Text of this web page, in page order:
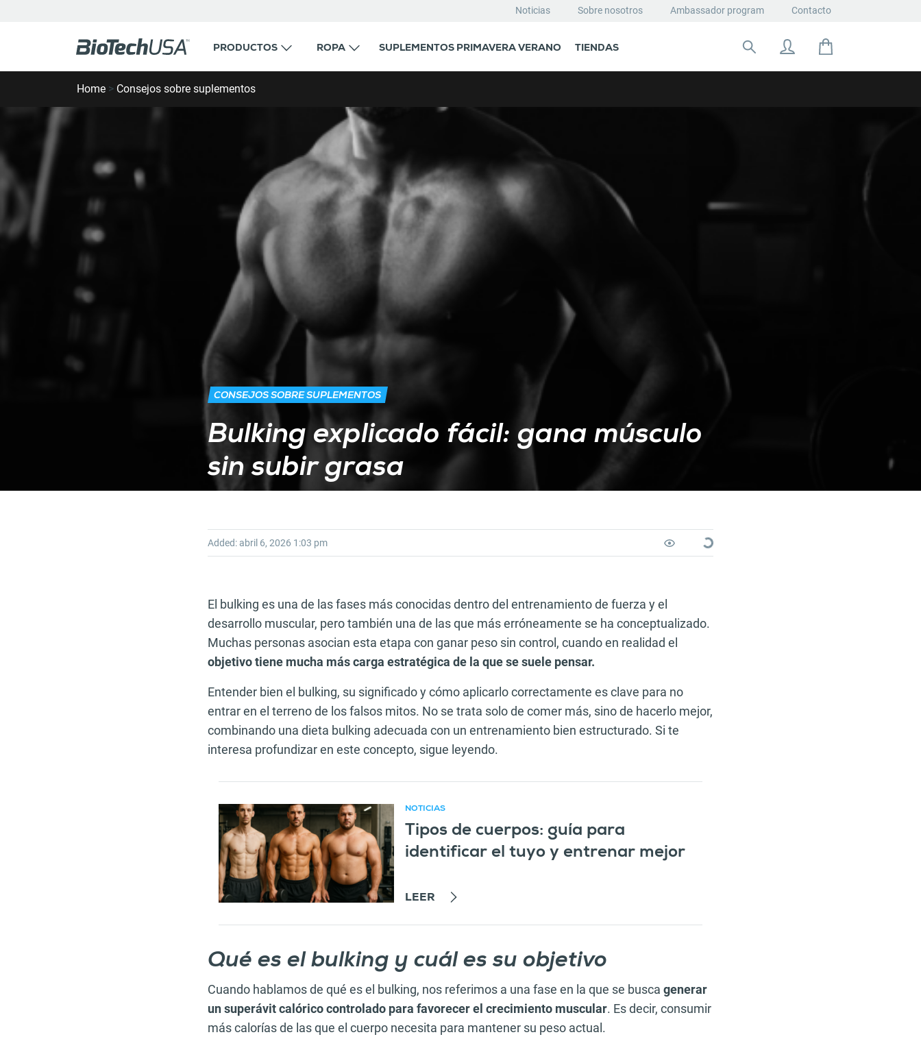
Noticias Sobre nosotros Ambassador program Contacto
PRODUCTOS ROPA SUPLEMENTOS PRIMAVERA VERANO TIENDAS
Buscar:
Home > Consejos sobre suplementos
CONSEJOS SOBRE SUPLEMENTOS
Bulking explicado fácil: gana músculo
sin subir grasa
Added:abril 6, 2026 1:03 pm Loading...
El bulking es una de las fases más conocidas dentro del entrenamiento de fuerza y el
desarrollo muscular, pero también una de las que más erróneamente se ha conceptualizado.
Muchas personas asocian esta etapa con ganar peso sin control, cuando en realidad el
objetivo tiene mucha más carga estratégica de la que se suele pensar.
Entender bien el bulking, su significado y cómo aplicarlo correctamente es clave para no
entrar en el terreno de los falsos mitos. No se trata solo de comer más, sino de hacerlo mejor,
combinando una dieta bulking adecuada con un entrenamiento bien estructurado. Si te
interesa profundizar en este concepto, sigue leyendo.
Artículo recomendado
NOTICIAS
Tipos de cuerpos: guía para
identificar el tuyo y entrenar mejor
LEER
Qué es el bulking y cuál es su objetivo
Cuando hablamos de qué es el bulking, nos referimos a una fase en la que se busca generar
un superávit calórico controlado para favorecer el crecimiento muscular. Es decir, consumir
más calorías de las que el cuerpo necesita para mantener su peso actual.